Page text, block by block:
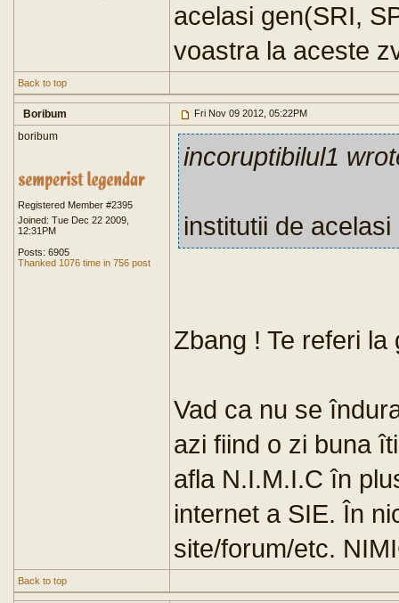
acelasi gen(SRI,
voastra la aceste
Back to top
Boribum Fri Nov 09 2012, 05:22PM
boribum
Registered Member #2395
Joined: Tue Dec 22 2009,
12:31PM
Posts: 6905
Thanked 1076 time in 756 post
incoruptibilul1
institutii de
Zbang ! Te referi
Vad ca nu se
azi fiind o zi buna
afla N.I.M.I.C în
internet a SIE. În
site/forum/etc.
Back to top